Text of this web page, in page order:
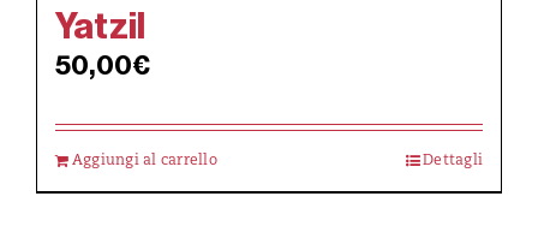
Yatzil
50,00€
Aggiungi al carrello Dettagli